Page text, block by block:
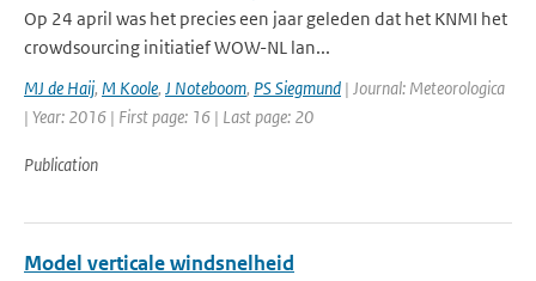
Op 24 april was het precies een jaar geleden dat het KNMI het
crowdsourcing initiatief WOW-NL lan...
MJ de Haij, M Koole, J Noteboom, PS Siegmund | Journal: Meteorologica
| Year: 2016 | First page: 16 | Last page: 20
Publication
Model verticale windsnelheid